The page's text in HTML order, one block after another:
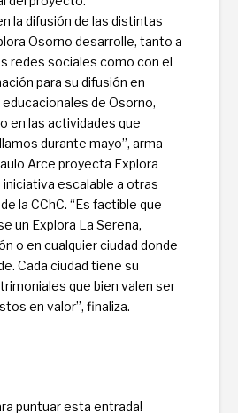
la difusión de las distintas
Osorno desarrolle, tanto a
redes sociales como con el
para su difusión en
de Osorno,
en las actividades que
durante mayo”, a­rma
Arce proyecta Explora
escalable a otras
la CChC. “Es factible que
un Explora La Serena,
o en cualquier ciudad donde
Cada ciudad tiene su
que bien valen ser
en valor”, ­finaliza.
puntuar esta entrada!